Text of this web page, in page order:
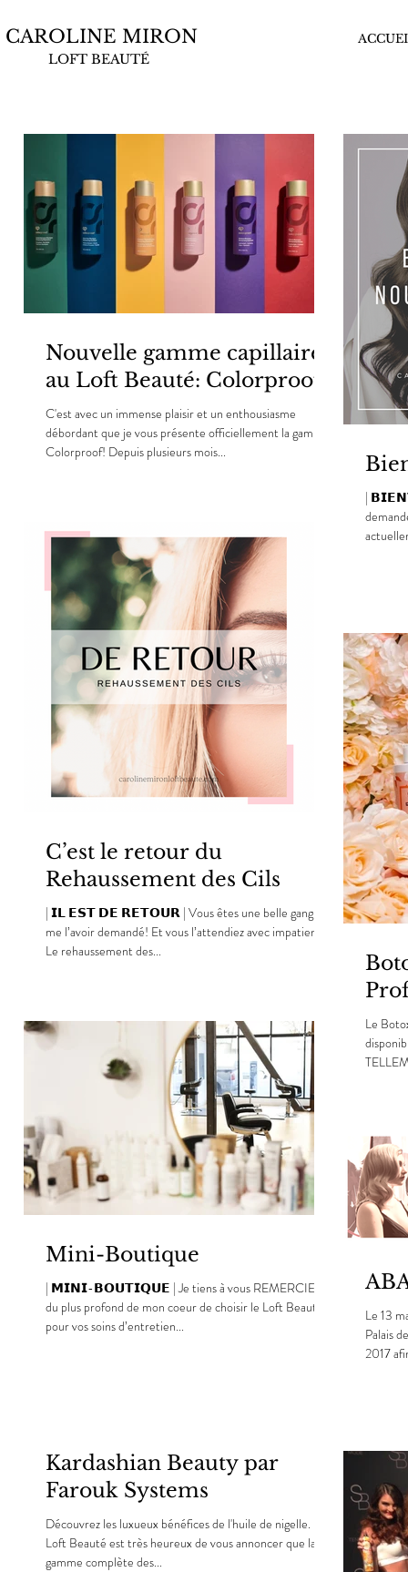
CAROLINE MIRON
LOFT BEAUTÉ
Nouvelle gamme capillaire
au Loft Beauté: Colorproof
C'est avec un immense plaisir et un enthousiasme
débordant que je vous présente officiellement la gamme
Colorproof! Depuis plusieurs mois...
|
C’est le retour du
Rehaussement des Cils
| 𝗜𝗟 𝗘𝗦𝗧 𝗗𝗘 𝗥𝗘𝗧𝗢𝗨𝗥 | Vous êtes une belle gang à
me l’avoir demandé! Et vous l’attendiez avec impatience!
Le rehaussement des...
Le
Mini-Boutique
| 𝗠𝗜𝗡𝗜-𝗕𝗢𝗨𝗧𝗜𝗤𝗨𝗘 | Je tiens à vous REMERCIER
du plus profond de mon coeur de choisir le Loft Beauté
pour vos soins d’entretien...
Le 13
Palais des Congrès de
2017
Kardashian Beauty par
Farouk Systems
Découvrez les luxueux bénéfices de l'huile de nigelle. Le
Loft Beauté est très heureux de vous annoncer que la
gamme complète des...